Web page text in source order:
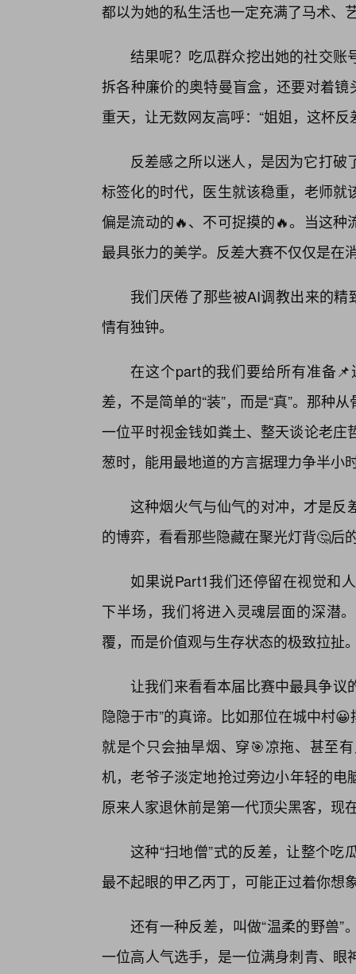
都以为她的私生活也一定充满了马术、
结果呢？吃瓜群众挖出她的社交账
拆各种廉价的奥特曼盲盒，还要对着
重天，让无数网友高呼：“姐姐，这杯
反差感之所以迷人，是因为它打
标签化的时代，医生就该稳重，老师
偏是流动的🔥、不可捉摸的🔥。当这
最具张力的美学。反差大赛不仅仅是在
我们厌倦了那些被AI调教出来的精
情有独钟。
在这个part的我们要给所有准备
差，不是简单的“装”，而是“真”。那种
一位平时视金钱如粪土、整天谈论老
葱时，能用最地道的方言据理力争半小
这种烟火气与仙气的对冲，才是反
的博弈，看看那些隐藏在聚光灯背🤔后
如果说Part1我们还停留在视觉和
下半场，我们将进入灵魂层面的深潜
覆，而是价值观与生存状态的极致拉扯
让我们来看看本届比赛中最具争议
隐隐于市”的真谛。比如那位在城中村
就是个只会抽旱烟、穿🎯凉拖、甚至
机，老爷子淡定地抢过旁边小年轻的
原来人家退休前是第一代顶尖黑客，现
这种“扫地僧”式的反差，让整个
最不起眼的甲乙丙丁，可能正过着你想
还有一种反差，叫做“温柔的野兽
一位高人气选手，是一位满身刺青、